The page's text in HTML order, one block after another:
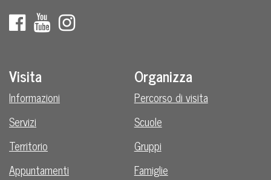
Visita
Informazioni
Servizi
Territorio
Appuntamenti
Organizza
Percorso di visita
Scuole
Gruppi
Famiglie